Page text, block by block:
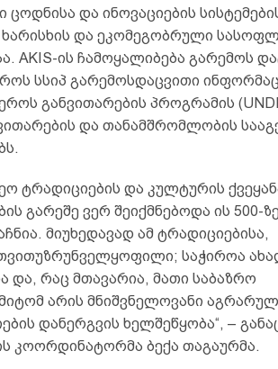
და ინოვაციების
ხარისხის და ეკომეგობრული
AKIS-ის ჩამოყალიბება გარემოს
სსიპ გარემოსდაცვითი
განვითარების პროგრამის
და თანამშრომლობის
ტრადიციების და კულტურის
გარეშე ვერ შეიქმნებოდა ის 500-
მიუხედავად ამ ტრადიციებისა,
საჭიროა
და, რაც მთავარია, მათი საბაზრო
არის მნიშვნელოვანი აგრარულ
დანერგვის ხელშეწყობა“, –
კოორდინატორმა ბექა თაგაურმა.